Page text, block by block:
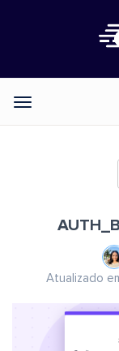
Categories
Atualizado